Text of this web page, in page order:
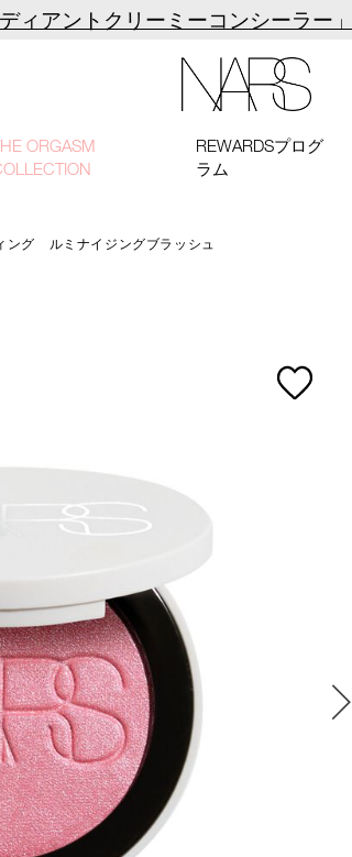
ディアントクリーミーコンシーラー
ORGASM
REWARDSプログ
ラム
ング ルミナイジングブラッシュ